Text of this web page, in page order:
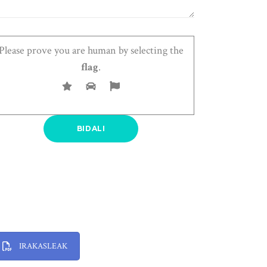
prove you are human by selecting the
flag.
IRAKASLEAK